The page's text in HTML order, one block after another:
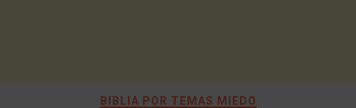
BIBLIA POR TEMAS MIEDO